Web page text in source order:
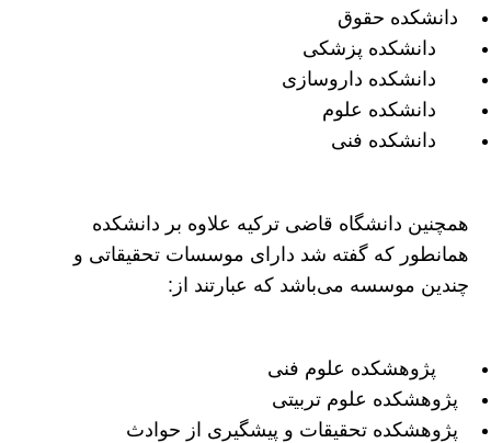
دانشکده حقوق
دانشکده پزشکی
دانشکده داروسازی
دانشکده علوم
دانشکده فنی
همچنین دانشگاه قاضی ترکیه علاوه بر دانشکده
همانطور که گفته شد دارای موسسات تحقیقاتی و
چندین موسسه می‌باشد که عبارتند از:
پژوهشکده علوم فنی
پژوهشکده علوم تربیتی
پژوهشکده تحقیقات و پیشگیری از حوادث